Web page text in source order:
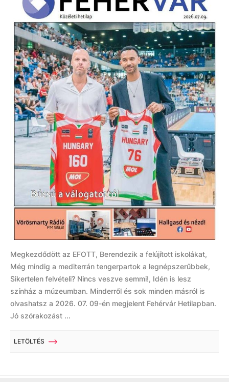
Megkezdődött az EFOTT, Berendezik a felújított iskolákat,
Még mindig a mediterrán tengerpartok a legnépszerűbbek,
Sikertelen felvételi? Nincs veszve semmi!, Idén is lesz
színház a múzeumban. Minderről és sok minden másról is
olvashatsz a 2026. 07. 09-én megjelent Fehérvár Hetilapban.
Jó szórakozást ...
LETÖLTÉS